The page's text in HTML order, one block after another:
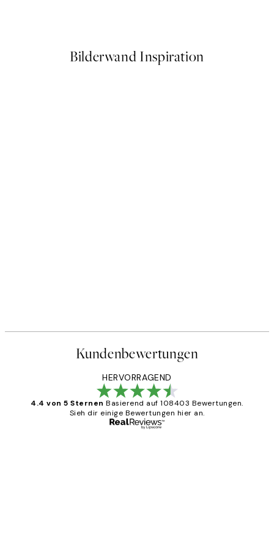
Bilderwand Inspiration
Kundenbewertungen
HERVORRAGEND
4.4 von 5 Sternen Basierend auf 108403 Bewertungen.
Sieh dir einige Bewertungen hier an.